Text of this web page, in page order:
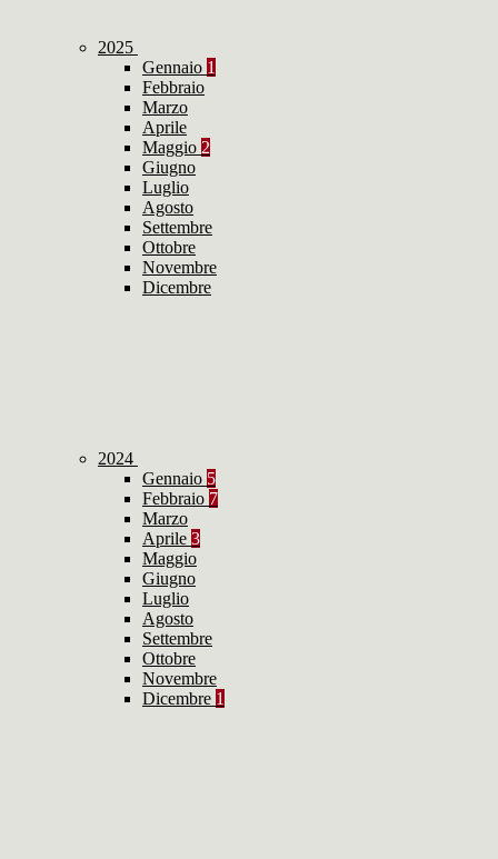
2025
Gennaio 1
Febbraio
Marzo
Aprile
Maggio 2
Giugno
Luglio
Agosto
Settembre
Ottobre
Novembre
Dicembre
2024
Gennaio 5
Febbraio 7
Marzo
Aprile 3
Maggio
Giugno
Luglio
Agosto
Settembre
Ottobre
Novembre
Dicembre 1